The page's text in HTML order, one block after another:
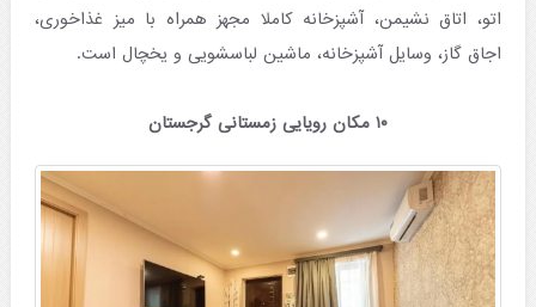
اتو، اتاق نشیمن، آشپزخانه کاملا مجهز همراه با میز غذاخوری،
اجاق گاز، وسایل آشپزخانه، ماشین لباسشویی و یخچال است.
۱۰ مکان رویایی زمستانی گرجستان